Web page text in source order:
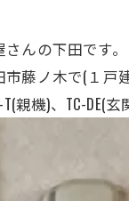
んの下田です。
藤ノ木で(１戸
親機)、TC-DE(